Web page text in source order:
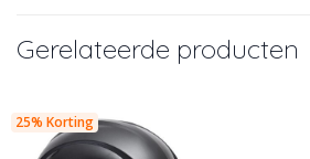
Gerelateerde producten
25% Korting